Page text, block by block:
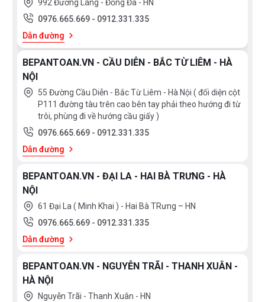
992 Đường Láng - Đống Đa - HN
0976.665.669 - 0912.331.335
Dẫn đường
BEPANTOAN.VN - CẦU DIỄN - BẮC TỪ LIÊM - HÀ
NỘI
55 Đường Cầu Diễn - Bắc Từ Liêm - Hà Nội ( đối diện cột
P111 đường tàu trên cao bên tay phải theo hướng đi từ
trôi, phùng đi về hướng cầu giấy )
0976.665.669 - 0912.331.335
Dẫn đường
BEPANTOAN.VN - ĐẠI LA - HAI BÀ TRƯNG - HÀ
NỘI
61 Đại La ( Minh Khai ) - Hai Bà TRưng – HN
0976.665.669 - 0912.331.335
Dẫn đường
BEPANTOAN.VN - NGUYỄN TRÃI - THANH XUÂN -
HÀ NỘI
Nguyễn Trãi - Thanh Xuân - HN